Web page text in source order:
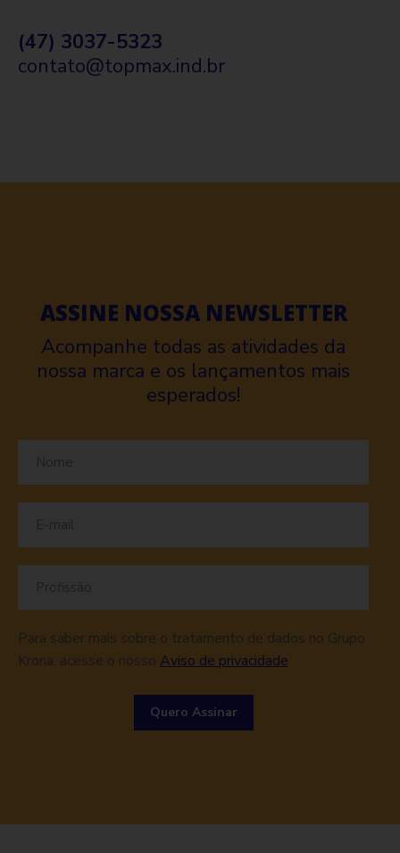
(47) 3037-5323
contato@topmax.ind.br
ASSINE NOSSA NEWSLETTER
Acompanhe todas as atividades da
nossa marca e os lançamentos mais
esperados!
Para saber mais sobre o tratamento de dados no Grupo
Krona, acesse o nosso Aviso de privacidade